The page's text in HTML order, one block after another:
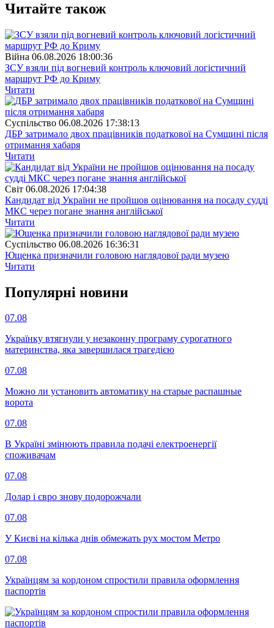
Читайте також
Війна 06.08.2026 18:00:36
ЗСУ взяли під вогневий контроль ключовий логістичний
маршрут РФ до Криму
Читати
Суспiльство 06.08.2026 17:38:13
ДБР затримало двох працівників податкової на Сумщині після
отримання хабаря
Читати
Свiт 06.08.2026 17:04:38
Кандидат від України не пройшов оцінювання на посаду судді
МКС через погане знання англійської
Читати
Суспiльство 06.08.2026 16:36:31
Ющенка призначили головою наглядової ради музею
Читати
Популярнi новини
07.08
Українку втягнули у незаконну програму сурогатного
материнства, яка завершилася трагедією
07.08
Можно ли установить автоматику на старые распашные
ворота
07.08
В Україні змінюють правила подачі електроенергії
споживачам
07.08
Долар і євро знову подорожчали
07.08
У Києві на кілька днів обмежать рух мостом Метро
07.08
Українцям за кордоном спростили правила оформлення
паспортів